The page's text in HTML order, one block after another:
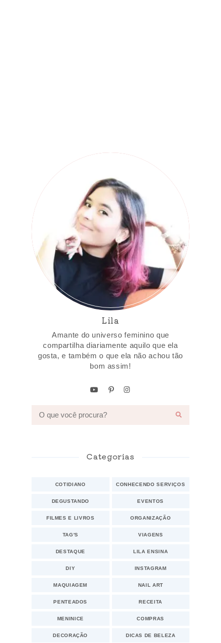
Lila
Amante do universo feminino que
compartilha diariamente aquilo que ela
gosta, e também o que ela não achou tão
bom assim!
Categorias
COTIDIANO CONHECENDO SERVIÇOS
DEGUSTANDO EVENTOS
FILMES E LIVROS ORGANIZAÇÃO
TAG'S VIAGENS
DESTAQUE LILA ENSINA
DIY INSTAGRAM
MAQUIAGEM NAIL ART
PENTEADOS RECEITA
MENINICE COMPRAS
DECORAÇÃO DICAS DE BELEZA